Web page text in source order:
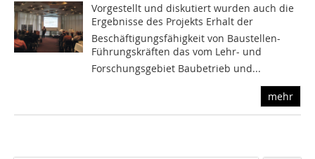
Vorgestellt und diskutiert wurden auch die
Ergebnisse des Projekts Erhalt der
Beschäftigungsfähigkeit von Baustellen-
Führungskräften das vom Lehr- und
Forschungsgebiet Baubetrieb und...
mehr